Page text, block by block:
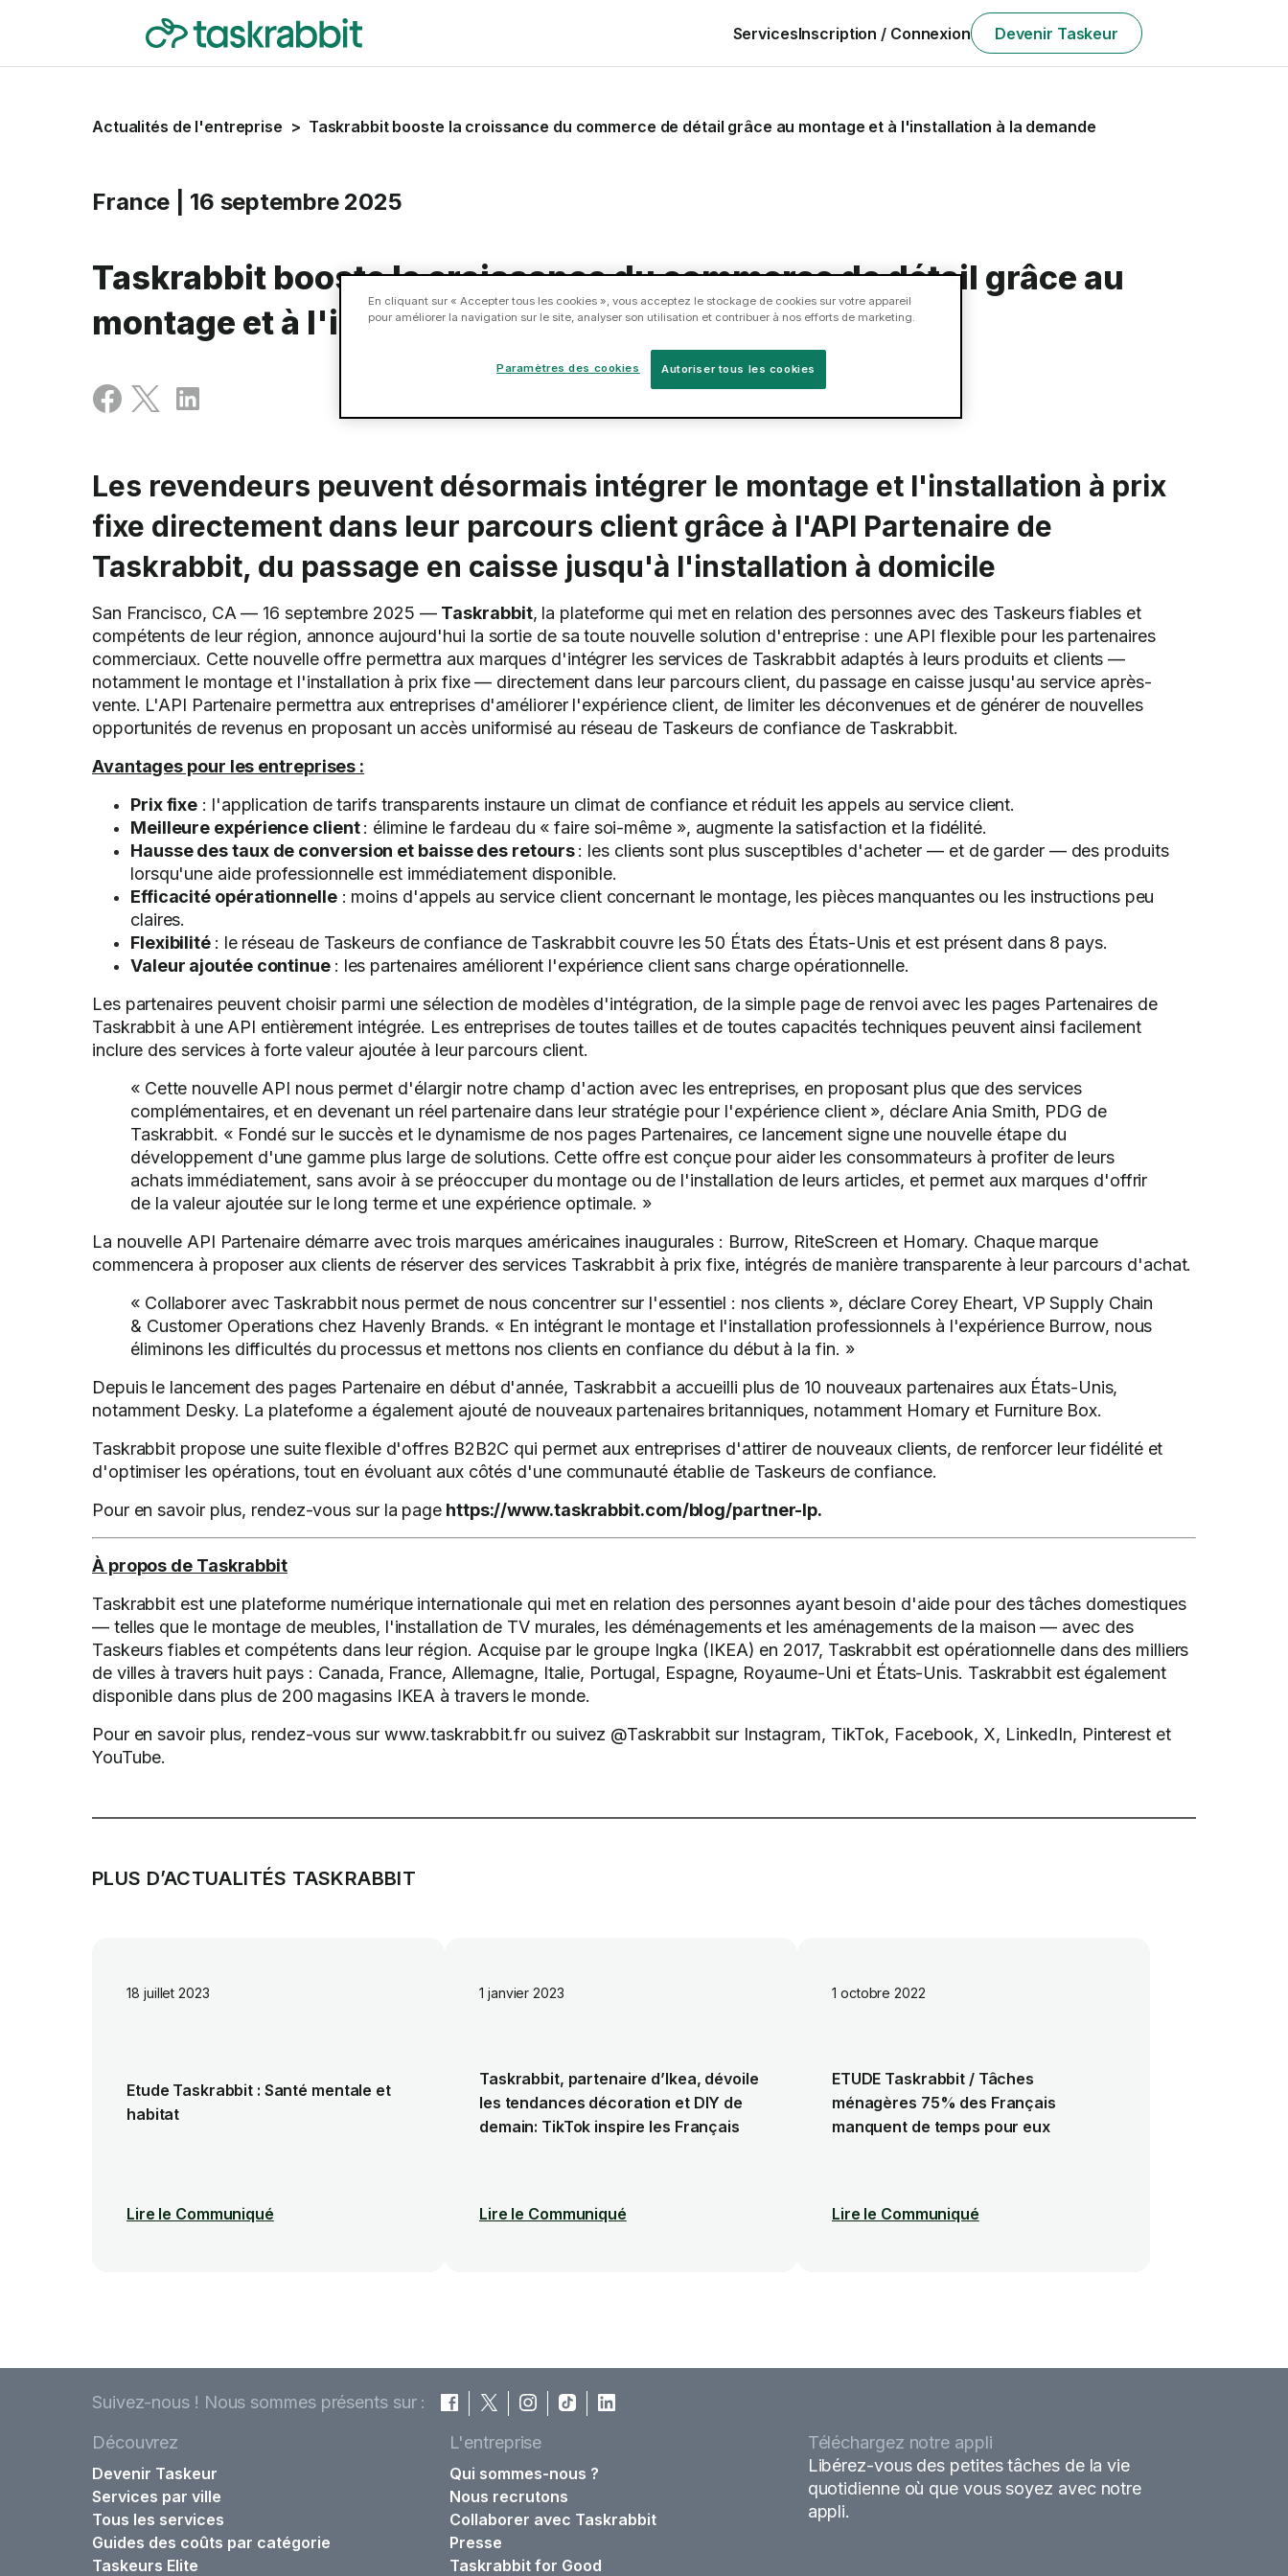
ServicesInscription / Connexion Devenir Taskeur
Actualités de l'entreprise > Taskrabbit booste la croissance du commerce de détail grâce au montage et à l'installation à la demande
France 16 septembre 2025
Taskrabbit booste la croissance du commerce de détail grâce au
montage et à l'installation à la demande
Les revendeurs peuvent désormais intégrer le montage et l'installation à prix
fixe directement dans leur parcours client grâce à l'API Partenaire de
Taskrabbit, du passage en caisse jusqu'à l'installation à domicile
San Francisco, CA — 16 septembre 2025 — Taskrabbit, la plateforme qui met en relation des personnes avec des Taskeurs fiables et
compétents de leur région, annonce aujourd'hui la sortie de sa toute nouvelle solution d'entreprise : une API flexible pour les partenaires
commerciaux. Cette nouvelle offre permettra aux marques d'intégrer les services de Taskrabbit adaptés à leurs produits et clients —
notamment le montage et l'installation à prix fixe — directement dans leur parcours client, du passage en caisse jusqu'au service après-
vente. L'API Partenaire permettra aux entreprises d'améliorer l'expérience client, de limiter les déconvenues et de générer de nouvelles
opportunités de revenus en proposant un accès uniformisé au réseau de Taskeurs de confiance de Taskrabbit.
Avantages pour les entreprises :
Prix fixe : l'application de tarifs transparents instaure un climat de confiance et réduit les appels au service client.
Meilleure expérience client: élimine le fardeau du « faire soi-même », augmente la satisfaction et la fidélité.
Hausse des taux de conversion et baisse des retours: les clients sont plus susceptibles d'acheter — et de garder — des produits
lorsqu'une aide professionnelle est immédiatement disponible.
Efficacité opérationnelle: moins d'appels au service client concernant le montage, les pièces manquantes ou les instructions peu
claires.
Flexibilité : le réseau de Taskeurs de confiance de Taskrabbit couvre les 50 États des États-Unis et est présent dans 8 pays.
Valeur ajoutée continue : les partenaires améliorent l'expérience client sans charge opérationnelle.
Les partenaires peuvent choisir parmi une sélection de modèles d'intégration, de la simple page de renvoi avec les pages Partenaires de
Taskrabbit à une API entièrement intégrée. Les entreprises de toutes tailles et de toutes capacités techniques peuvent ainsi facilement
inclure des services à forte valeur ajoutée à leur parcours client.
« Cette nouvelle API nous permet d'élargir notre champ d'action avec les entreprises, en proposant plus que des services
complémentaires, et en devenant un réel partenaire dans leur stratégie pour l'expérience client », déclare Ania Smith, PDG de
Taskrabbit. « Fondé sur le succès et le dynamisme de nos pages Partenaires, ce lancement signe une nouvelle étape du
développement d'une gamme plus large de solutions. Cette offre est conçue pour aider les consommateurs à profiter de leurs
achats immédiatement, sans avoir à se préoccuper du montage ou de l'installation de leurs articles, et permet aux marques d'offrir
de la valeur ajoutée sur le long terme et une expérience optimale. »
La nouvelle API Partenaire démarre avec trois marques américaines inaugurales : Burrow, RiteScreen et Homary. Chaque marque
commencera à proposer aux clients de réserver des services Taskrabbit à prix fixe, intégrés de manière transparente à leur parcours d'achat.
« Collaborer avec Taskrabbit nous permet de nous concentrer sur l'essentiel : nos clients », déclare Corey Eheart, VP Supply Chain
& Customer Operations chez Havenly Brands. « En intégrant le montage et l'installation professionnels à l'expérience Burrow, nous
éliminons les difficultés du processus et mettons nos clients en confiance du début à la fin. »
Depuis le lancement des pages Partenaire en début d'année, Taskrabbit a accueilli plus de 10 nouveaux partenaires aux États-Unis,
notamment Desky. La plateforme a également ajouté de nouveaux partenaires britanniques, notamment Homary et Furniture Box.
Taskrabbit propose une suite flexible d'offres B2B2C qui permet aux entreprises d'attirer de nouveaux clients, de renforcer leur fidélité et
d'optimiser les opérations, tout en évoluant aux côtés d'une communauté établie de Taskeurs de confiance.
Pour en savoir plus, rendez-vous sur la page https://www.taskrabbit.com/blog/partner-lp.
À propos de Taskrabbit
Taskrabbit est une plateforme numérique internationale qui met en relation des personnes ayant besoin d'aide pour des tâches domestiques
— telles que le montage de meubles, l'installation de TV murales, les déménagements et les aménagements de la maison — avec des
Taskeurs fiables et compétents dans leur région. Acquise par le groupe Ingka (IKEA) en 2017, Taskrabbit est opérationnelle dans des milliers
de villes à travers huit pays : Canada, France, Allemagne, Italie, Portugal, Espagne, Royaume-Uni et États-Unis. Taskrabbit est également
disponible dans plus de 200 magasins IKEA à travers le monde.
Pour en savoir plus, rendez-vous sur www.taskrabbit.fr ou suivez @Taskrabbit sur Instagram, TikTok, Facebook, X, LinkedIn, Pinterest et
YouTube.
PLUS D’ACTUALITÉS TASKRABBIT
18 juillet 2023
Etude Taskrabbit : Santé mentale et
habitat
Lire le Communiqué
1 janvier 2023
Taskrabbit, partenaire d’Ikea, dévoile
les tendances décoration et DIY de
demain: TikTok inspire les Français
Lire le Communiqué
1 octobre 2022
ETUDE Taskrabbit / Tâches
ménagères 75% des Français
manquent de temps pour eux
Lire le Communiqué
Suivez-nous ! Nous sommes présents sur :
Découvrez
Devenir Taskeur
Services par ville
Tous les services
Guides des coûts par catégorie
Taskeurs Elite
L'entreprise
Qui sommes-nous ?
Nous recrutons
Collaborer avec Taskrabbit
Presse
Taskrabbit for Good
Téléchargez notre appli
Libérez-vous des petites tâches de la vie
quotidienne où que vous soyez avec notre
appli.
En cliquant sur « Accepter tous les cookies », vous acceptez le stockage de cookies sur votre appareil
pour améliorer la navigation sur le site, analyser son utilisation et contribuer à nos efforts de marketing.
Autoriser tous les cookies
Paramètres des cookies